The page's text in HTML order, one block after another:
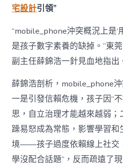
宅設計引領”
“mobile_phone沖突概況上是‘
是孩子數字素養的缺掉。”東
副主任薛錦浩一針見血地指出
薛錦浩剖析，mobile_phone
一是引發信賴危機，孩子因“
思，自立治理才能越來越弱
躁易怒成為常態，影響學習
境——孩子過度依賴線上社交
學沒配合話題”，反而疏遠了